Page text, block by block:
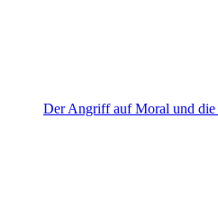
Der Angriff auf Moral und